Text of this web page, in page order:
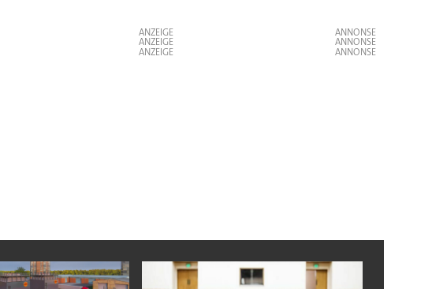
ANZEIGE
ANZEIGE
ANZEIGE